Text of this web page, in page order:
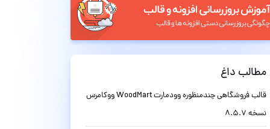
مطالب داغ
قالب فروشگاهی چندمنظوره وودمارت WoodMart ووکامرس
نسخه 8.5.7